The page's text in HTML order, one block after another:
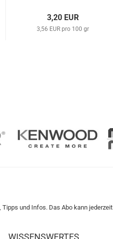
3,20 EUR
3,56 EUR pro 100 gr
Tipps und Infos. Das Abo kann
WISSENSWERTES